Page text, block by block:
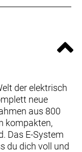
der elektrisch
neue
aus 800
kompakten,
Das E-System
du dich voll und